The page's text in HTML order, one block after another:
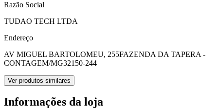
Razão Social
TUDAO TECH LTDA
Endereço
AV MIGUEL BARTOLOMEU, 255FAZENDA DA TAPERA -
CONTAGEM/MG32150-244
Ver produtos similares
Informações da loja